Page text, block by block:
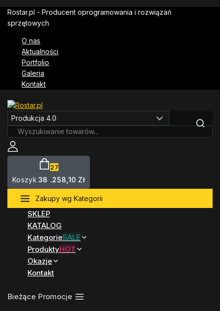
Skip
content
Rostar.pl - Producent oprogramowania i rozwiązań
sprzętowych
O nas
Aktualności
Portfolio
Galeria
Kontakt
Szukaj:
27
Koszyk 38 .258,10 Zł
Zakupy wg Kategorii
SKLEP
KATALOG
KategorieSALE
ProduktyHOT
Okazje
Kontakt
Bieżące Promocje